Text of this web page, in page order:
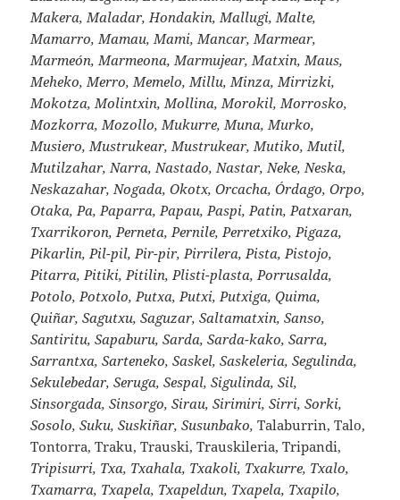
Makera, Maladar, Hondakin, Mallugi, Malte,
Mamarro, Mamau, Mami, Mancar, Marmear,
Marmeón, Marmeona, Marmujear, Matxin, Maus,
Meheko, Merro, Memelo, Millu, Minza, Mirrizki,
Mokotza, Molintxin, Mollina, Morokil, Morrosko,
Mozkorra, Mozollo, Mukurre, Muna, Murko,
Musiero, Mustrukear, Mustrukear, Mutiko, Mutil,
Mutilzahar, Narra, Nastado, Nastar, Neke, Neska,
Neskazahar, Nogada, Okotx, Orcacha, Órdago, Orpo,
Otaka, Pa, Paparra, Papau, Paspi, Patin, Patxaran,
Txarrikoron, Perneta, Pernile, Perretxiko, Pigaza,
Pikarlin, Pil-pil, Pir-pir, Pirrilera, Pista, Pistojo,
Pitarra, Pitiki, Pitilin, Plisti-plasta, Porrusalda,
Potolo, Potxolo, Putxa, Putxi, Putxiga, Quima,
Quiñar, Sagutxu, Saguzar, Saltamatxin, Sanso,
Santiritu, Sapaburu, Sarda, Sarda-kako, Sarra,
Sarrantxa, Sarteneko, Saskel, Saskeleria, Segulinda,
Sekulebedar, Seruga, Sespal, Sigulinda, Sil,
Sinsorgada, Sinsorgo, Sirau, Sirimiri, Sirri, Sorki,
Sosolo, Suku, Suskiñar, Susunbako, Talaburrin, Talo,
Tontorra, Traku, Trauski, Trauskileria, Tripandi,
Tripisurri, Txa, Txahala, Txakoli, Txakurre, Txalo,
Txamarra, Txapela, Txapeldun, Txapela, Txapilo,